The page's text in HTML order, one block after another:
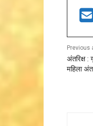
Previous
अंतरिक्ष
महिला